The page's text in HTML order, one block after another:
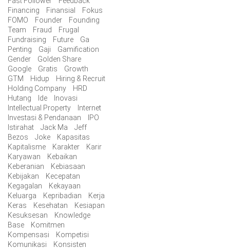
Financing
Finansial
Fokus
FOMO
Founder
Founding
Team
Fraud
Frugal
Fundraising
Future
Ga
Penting
Gaji
Gamification
Gender
Golden Share
Google
Gratis
Growth
GTM
Hidup
Hiring & Recruit
Holding Company
HRD
Hutang
Ide
Inovasi
Intellectual Property
Internet
Investasi & Pendanaan
IPO
Istirahat
Jack Ma
Jeff
Bezos
Joke
Kapasitas
Kapitalisme
Karakter
Karir
Karyawan
Kebaikan
Keberanian
Kebiasaan
Kebijakan
Kecepatan
Kegagalan
Kekayaan
Keluarga
Kepribadian
Kerja
Keras
Kesehatan
Kesiapan
Kesuksesan
Knowledge
Base
Komitmen
Kompensasi
Kompetisi
Komunikasi
Konsisten